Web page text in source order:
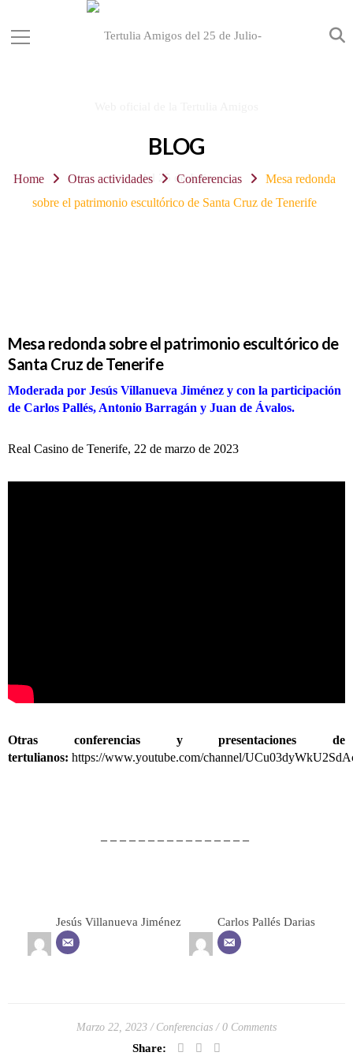
BLOG
Home Otras actividades Conferencias
Mesa redonda
sobre el patrimonio escultórico de Santa Cruz de Tenerife
Mesa redonda sobre el patrimonio escultórico de
Santa Cruz de Tenerife
Moderada por Jesús Villanueva Jiménez y con la participación
de Carlos Pallés, Antonio Barragán y Juan de Ávalos.
Real Casino de Tenerife, 22 de marzo de 2023
Otras conferencias y presentaciones de
tertulianos: https://www.youtube.com/channel/
– – – – – – – – – – – – – – – –
Jesús Villanueva Jiménez Carlos Pallés Darias
Marzo 22, 2023 Conferencias 0 Comments
Share: